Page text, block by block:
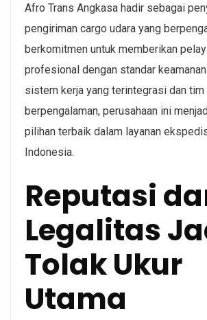
Afro Trans Angkasa hadir sebagai
pengiriman cargo udara yang
berkomitmen untuk memberikan
profesional dengan standar
sistem kerja yang terintegrasi dan tim
berpengalaman, perusahaan ini
pilihan terbaik dalam layanan
Indonesia.
Reputasi
Legalitas
Tolak Ukur
Utama